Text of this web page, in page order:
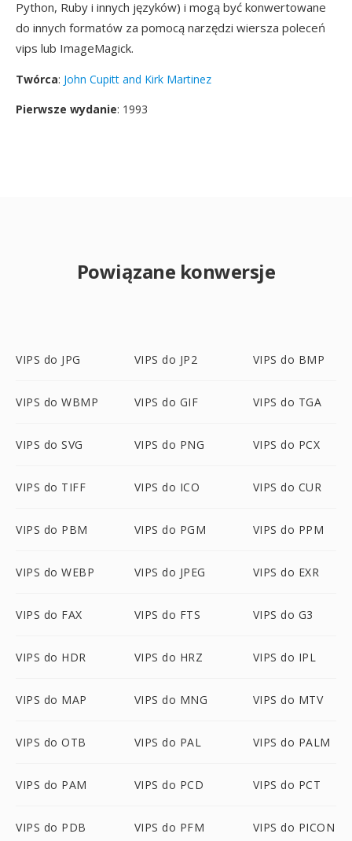
Python, Ruby i innych języków) i mogą być konwertowane
do innych formatów za pomocą narzędzi wiersza poleceń
vips lub ImageMagick.
Twórca: John Cupitt and Kirk Martinez
Pierwsze wydanie: 1993
Powiązane konwersje
VIPS do JPG VIPS do JP2 VIPS do BMP
VIPS do WBMP VIPS do GIF VIPS do TGA
VIPS do SVG VIPS do PNG VIPS do PCX
VIPS do TIFF VIPS do ICO VIPS do CUR
VIPS do PBM VIPS do PGM VIPS do PPM
VIPS do WEBP VIPS do JPEG VIPS do EXR
VIPS do FAX VIPS do FTS VIPS do G3
VIPS do HDR VIPS do HRZ VIPS do IPL
VIPS do MAP VIPS do MNG VIPS do MTV
VIPS do OTB VIPS do PAL VIPS do PALM
VIPS do PAM VIPS do PCD VIPS do PCT
VIPS do PDB VIPS do PFM VIPS do PICON